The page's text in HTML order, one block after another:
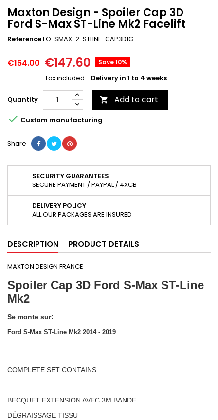
Maxton Design - Spoiler Cap 3D
Ford S-Max ST-Line Mk2 Facelift
ReferenceFO-SMAX-2-STLINE-CAP3D1G
€164.00 €147.60 Save 10%
Tax included Delivery in 1 to 4 weeks
Quantity  Add to cart
 Custom manufacturing
Share
SECURITY GUARANTEES
SECURE PAYMENT / PAYPAL / 4XCB
DELIVERY POLICY
ALL OUR PACKAGES ARE INSURED
DESCRIPTION PRODUCT DETAILS
MAXTON DESIGN FRANCE
Spoiler Cap 3D Ford S-Max ST-Line
Mk2
Se monte sur:
Ford S-Max ST-Line Mk2 2014 - 2019
COMPLETE SET CONTAINS:
BECQUET EXTENSION AVEC 3M BANDE
DÉGRAISSAGE TISSU